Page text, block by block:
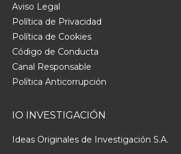
Aviso Legal
Política de Privacidad
Política de Cookies
Código de Conducta
Canal Responsable
Política Anticorrupción
IO INVESTIGACIÓN
Ideas Originales de Investigación S.A.